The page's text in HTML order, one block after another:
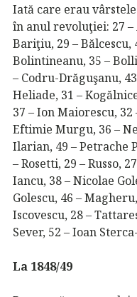
Iată care erau
în anul revoluţiei: 27 –
Bariţiu, 29 – Bălcescu,
Bolintineanu, 35 –
– Codru-Drăguşanu,
Heliade, 31 –
37 – Ion Maiorescu,
Eftimie Murgu, 36 –
Ilarian, 49 – Petrache
– Rosetti, 29 – Russo,
Iancu, 38 – Nicolae
Golescu, 46 –
Iscovescu, 28 –
Sever, 52 – Ioan
La 1848/49